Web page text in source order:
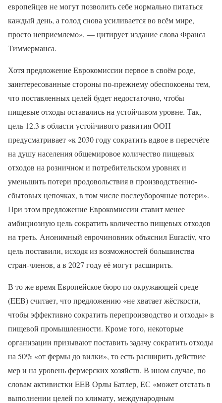
европейцев не могут позволить себе нормально питаться
каждый день, а голод снова усиливается во всём мире,
просто неприемлемо», — цитирует издание слова Франса
Тиммерманса.
Хотя предложение Еврокомиссии первое в своём роде,
заинтересованные стороны по-прежнему обеспокоены тем,
что поставленных целей будет недостаточно, чтобы
пищевые отходы оставались на устойчивом уровне. Так,
цель 12.3 в области устойчивого развития ООН
предусматривает «к 2030 году сократить вдвое в пересчёте
на душу населения общемировое количество пищевых
отходов на розничном и потребительском уровнях и
уменьшить потери продовольствия в производственно-
сбытовых цепочках, в том числе послеуборочные потери».
При этом предложение Еврокомиссии ставит менее
амбициозную цель сократить количество пищевых отходов
на треть. Анонимный еврочиновник объяснил Euractiv, что
цель поставили, исходя из возможностей большинства
стран-членов, а в 2027 году её могут расширить.
В то же время Европейское бюро по окружающей среде
(EEB) считает, что предложению «не хватает жёсткости,
чтобы эффективно сократить перепроизводство и отходы» в
пищевой промышленности. Кроме того, некоторые
организации призывают поставить задачу сократить отходы
на 50% «от фермы до вилки», то есть расширить действие
мер и на уровень фермерских хозяйств. В ином случае, по
словам активистки EEB Орлы Батлер, ЕС «может отстать в
выполнении целей по климату, международным